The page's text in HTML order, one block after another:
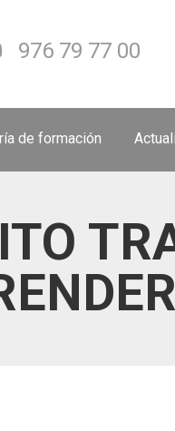
976 79 77 00
de formación